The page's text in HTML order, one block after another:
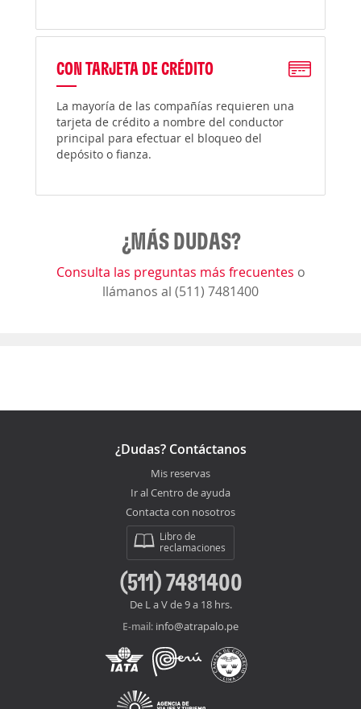
CON TARJETA DE CRÉDITO
La mayoría de las compañías requieren una
tarjeta de crédito a nombre del conductor
principal para efectuar el bloqueo del
depósito o fianza.
¿MÁS DUDAS?
Consulta las preguntas más frecuentes o
llámanos al (511) 7481400
¿Dudas? Contáctanos
Mis reservas
Ir al Centro de ayuda
Contacta con nosotros
Libro de
reclamaciones
(511) 7481400
De L a V de 9 a 18 hrs.
E-mail: info@atrapalo.pe